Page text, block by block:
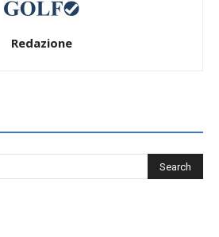
Redazione